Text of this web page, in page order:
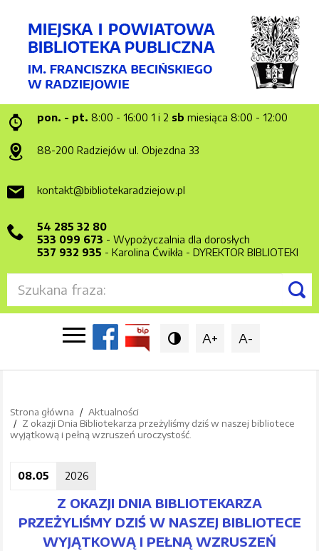
pon. - pt. 8:00 - 16:00 1 i 2 sb miesiąca 8:00 - 12:00
88-200 Radziejów ul. Objezdna 33
kontakt@bibliotekaradziejow.pl
54 285 32 80
533 099 673 - Wypożyczalnia dla dorosłych
537 932 935 - Karolina Ćwikła - DYREKTOR BIBLIOTEKI

 A+ A-
Strona główna
Aktualności
Z okazji Dnia Bibliotekarza przeżyliśmy dziś w naszej bibliotece
wyjątkową i pełną wzruszeń uroczystość.
08.05 2026
Z OKAZJI DNIA BIBLIOTEKARZA
PRZEŻYLIŚMY DZIŚ W NASZEJ BIBLIOTECE
WYJĄTKOWĄ I PEŁNĄ WZRUSZEŃ